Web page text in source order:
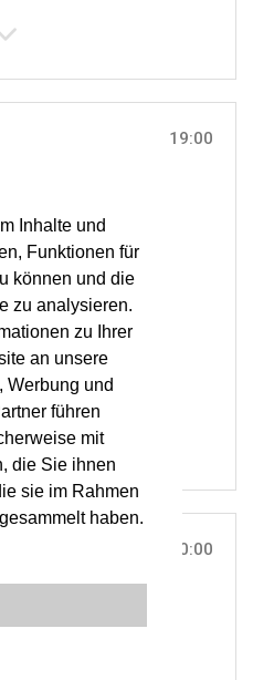
Inhalte und
Funktionen für
können und die
zu analysieren.
zu Ihrer
an unsere
Werbung und
führen
mit
die Sie ihnen
sie im Rahmen
haben.
19:00
10:00
aus Mondsee